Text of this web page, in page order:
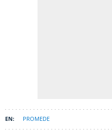
PROMEDE